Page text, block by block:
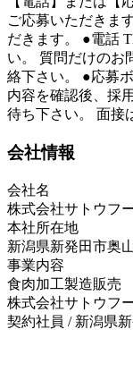
ご応募いただきま
だきます。 ●電話
い。 質問だけのお
絡下さい。 ●応募
内容を確認後、採
待ち下さい。 面接
会社情報
会社名
株式会社サトウフ
本社所在地
新潟県新発田市奥
事業内容
食肉加工製造販売
株式会社サトウフ
契約社員 / 新潟県